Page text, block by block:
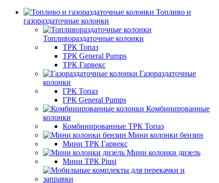
Топливо и
газораздаточные колонки
Топливораздаточные колонки
ТРК Топаз
ТРК General Pumps
ТРК Гарвекс
Газораздаточные
колонки
ГРК Топаз
ГРК General Pumps
Комбинированные
колонки
Комбинированные ТРК Топаз
Мини колонки бензин
Мини ТРК Гарвекс
Мини колонки дизель
Мини ТРК Piusi